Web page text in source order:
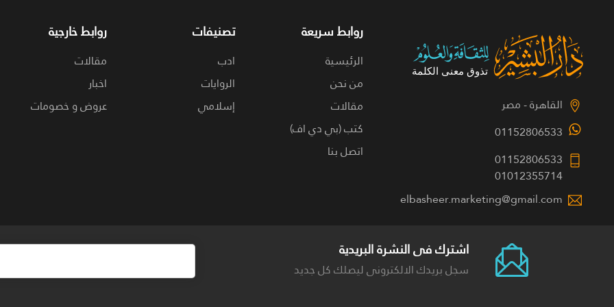
القاهرة - مصر
01152806533
01152806533
01012355714
elbasheer.marketing@gmail.com
روابط سريعة
الرئيسية
من نحن
مقالات
كتب (بي دي اف)
اتصل بنا
تصنيفات
ادب
الروايات
إسلامي
روابط خارجية
مقالات
اخبار
عروض و خصومات
اشترك فى النشرة البريدية
سجل بريدك الالكترونى ليصلك كل جديد